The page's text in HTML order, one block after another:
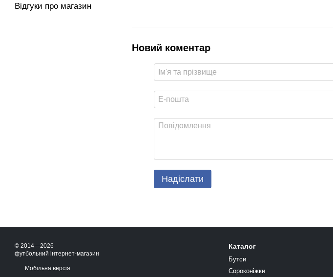
Новий коментар
Надіслати
Відгуки про магазин
© 2014—2026
футбольний інтернет-магазин
Мобільна версія
Каталог
Бутси
Сороконіжки